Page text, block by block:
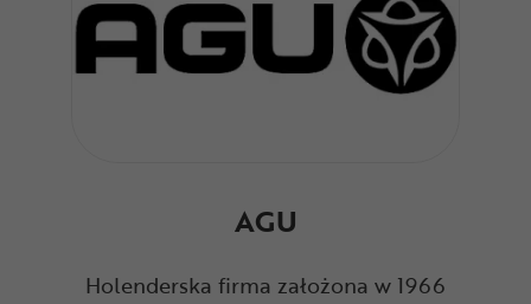
AGU
Holenderska firma założona w 1966